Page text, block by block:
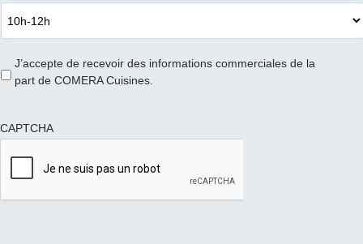
J’accepte de recevoir des informations commerciales de la
part de COMERA Cuisines.
CAPTCHA